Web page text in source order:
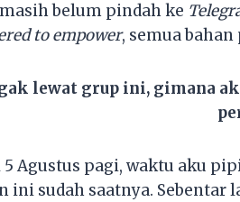
belum pindah ke
to empower, semua
lewat grup ini, gimana
Agustus pagi, waktu aku
ini sudah saatnya. Sebentar